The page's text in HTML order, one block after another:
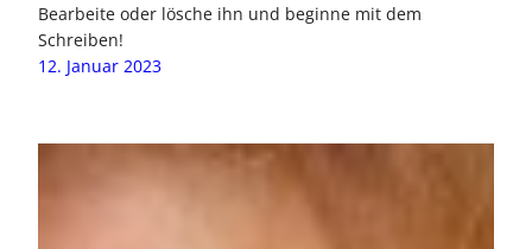
Bearbeite oder lösche ihn und beginne mit dem
Schreiben!
12. Januar 2023